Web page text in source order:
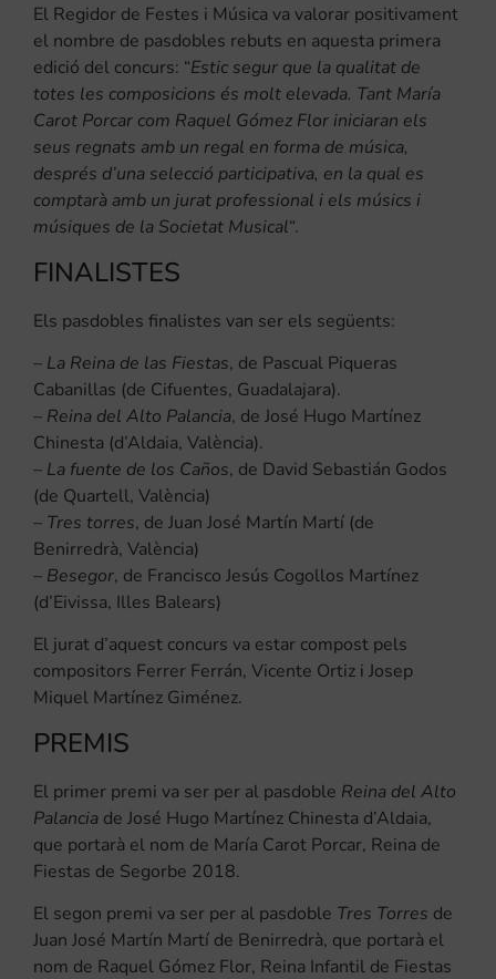
El Regidor de Festes i Música va valorar positivament
el nombre de pasdobles rebuts en aquesta primera
edició del concurs: “Estic segur que la qualitat de
totes les composicions és molt elevada. Tant María
Carot Porcar com Raquel Gómez Flor iniciaran els
seus regnats amb un regal en forma de música,
després d’una selecció participativa, en la qual es
comptarà amb un jurat professional i els músics i
músiques de la Societat Musical“.
FINALISTES
Els pasdobles finalistes van ser els següents:
– La Reina de las Fiestas, de Pascual Piqueras
Cabanillas (de Cifuentes, Guadalajara).
– Reina del Alto Palancia, de José Hugo Martínez
Chinesta (d’Aldaia, València).
– La fuente de los Caños, de David Sebastián Godos
(de Quartell, València)
– Tres torres, de Juan José Martín Martí (de
Benirredrà, València)
– Besegor, de Francisco Jesús Cogollos Martínez
(d’Eivissa, Illes Balears)
El jurat d’aquest concurs va estar compost pels
compositors Ferrer Ferrán, Vicente Ortiz i Josep
Miquel Martínez Giménez.
PREMIS
El primer premi va ser per al pasdoble Reina del Alto
Palancia de José Hugo Martínez Chinesta d’Aldaia,
que portarà el nom de María Carot Porcar, Reina de
Fiestas de Segorbe 2018.
El segon premi va ser per al pasdoble Tres Torres de
Juan José Martín Martí de Benirredrà, que portarà el
nom de Raquel Gómez Flor, Reina Infantil de Fiestas